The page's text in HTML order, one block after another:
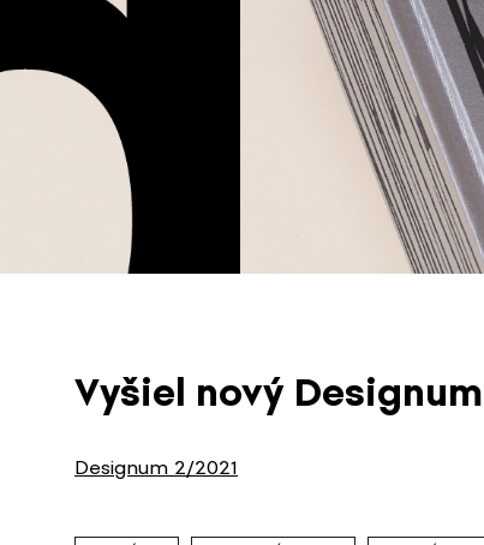
Vyšiel nový
Designum 2/2021